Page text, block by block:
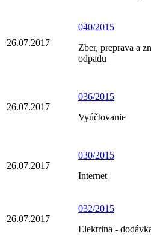
26.07.2017
040/2015
Zber, preprava a
odpadu
26.07.2017
036/2015
Vyúčtovanie
26.07.2017
030/2015
Internet
26.07.2017
032/2015
Elektrina -